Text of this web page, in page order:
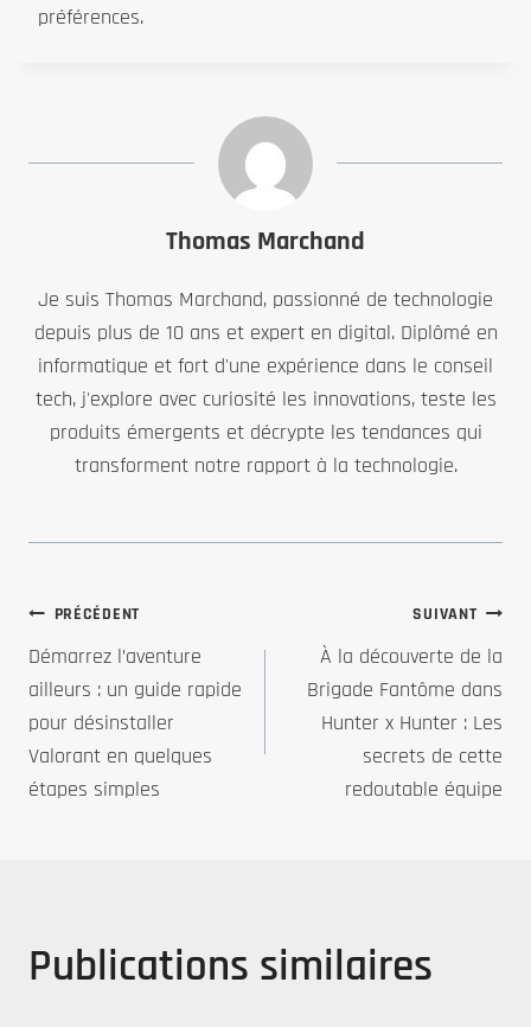
préférences.
Thomas Marchand
Je suis Thomas Marchand, passionné de technologie
depuis plus de 10 ans et expert en digital. Diplômé en
informatique et fort d'une expérience dans le conseil
tech, j'explore avec curiosité les innovations, teste les
produits émergents et décrypte les tendances qui
transforment notre rapport à la technologie.
Navigation
de
l’article
PRÉCÉDENT
Démarrez l’aventure
ailleurs : un guide rapide
pour désinstaller
Valorant en quelques
étapes simples
SUIVANT
À la découverte de la
Brigade Fantôme dans
Hunter x Hunter : Les
secrets de cette
redoutable équipe
Publications similaires